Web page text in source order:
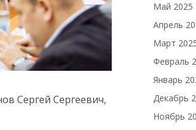
Сергей Сергеевич,
Май 2025
Апрель
Март
Февраль
Январь
Декабрь
Ноябрь